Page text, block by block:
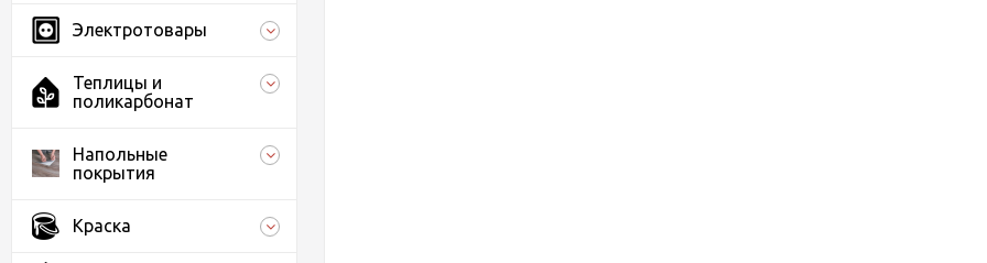
Электротовары
Теплицы и
поликарбонат
Напольные
покрытия
Краска